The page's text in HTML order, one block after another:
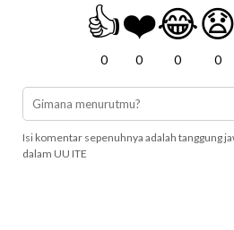
👍
0
❤️
0
😂
0
😧
0
Isi komentar sepenuhnya adalah tanggung
dalam UU ITE